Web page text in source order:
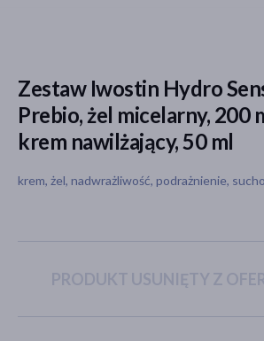
Zestaw Iwostin Hydro
Prebio, żel micelarny, 200
krem nawilżający, 50 ml
krem, żel, nadwrażliwość, podrażnienie,
PRODUKT USUNIĘTY Z